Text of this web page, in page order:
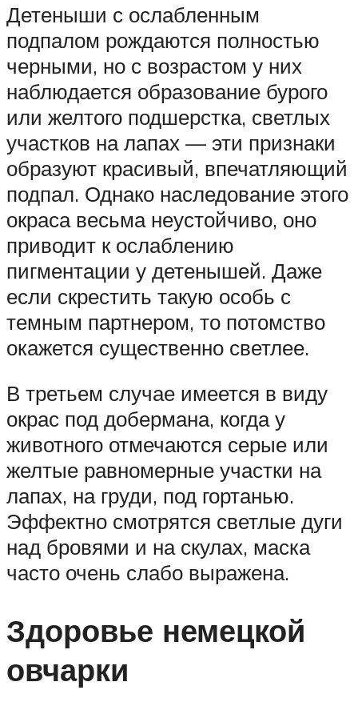
Детеныши с ослабленным
подпалом рождаются полностью
черными, но с возрастом у них
наблюдается образование бурого
или желтого подшерстка, светлых
участков на лапах — эти признаки
образуют красивый, впечатляющий
подпал. Однако наследование этого
окраса весьма неустойчиво, оно
приводит к ослаблению
пигментации у детенышей. Даже
если скрестить такую особь с
темным партнером, то потомство
окажется существенно светлее.
В третьем случае имеется в виду
окрас под добермана, когда у
животного отмечаются серые или
желтые равномерные участки на
лапах, на груди, под гортанью.
Эффектно смотрятся светлые дуги
над бровями и на скулах, маска
часто очень слабо выражена.
Здоровье немецкой
овчарки